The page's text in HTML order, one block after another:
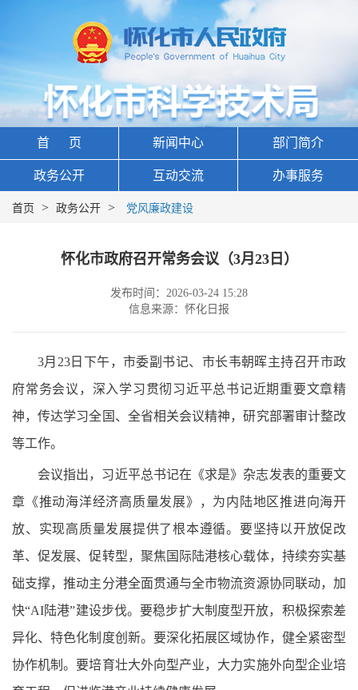
首 页 新闻中心 部门简介
政务公开 互动交流 办事服务
首页 > 政务公开 > 党风廉政建设
怀化市政府召开常务会议（3月23日）
发布时间：2026-03-24 15:28
信息来源：怀化日报
3月23日下午，市委副书记、市长韦朝晖主持召开市政
府常务会议，深入学习贯彻习近平总书记近期重要文章精
神，传达学习全国、全省相关会议精神，研究部署审计整改
等工作。
会议指出，习近平总书记在《求是》杂志发表的重要文
章《推动海洋经济高质量发展》，为内陆地区推进向海开
放、实现高质量发展提供了根本遵循。要坚持以开放促改
革、促发展、促转型，聚焦国际陆港核心载体，持续夯实基
础支撑，推动主分港全面贯通与全市物流资源协同联动，加
快“AI陆港”建设步伐。要稳步扩大制度型开放，积极探索差
异化、特色化制度创新。要深化拓展区域协作，健全紧密型
协作机制。要培育壮大外向型产业，大力实施外向型企业培